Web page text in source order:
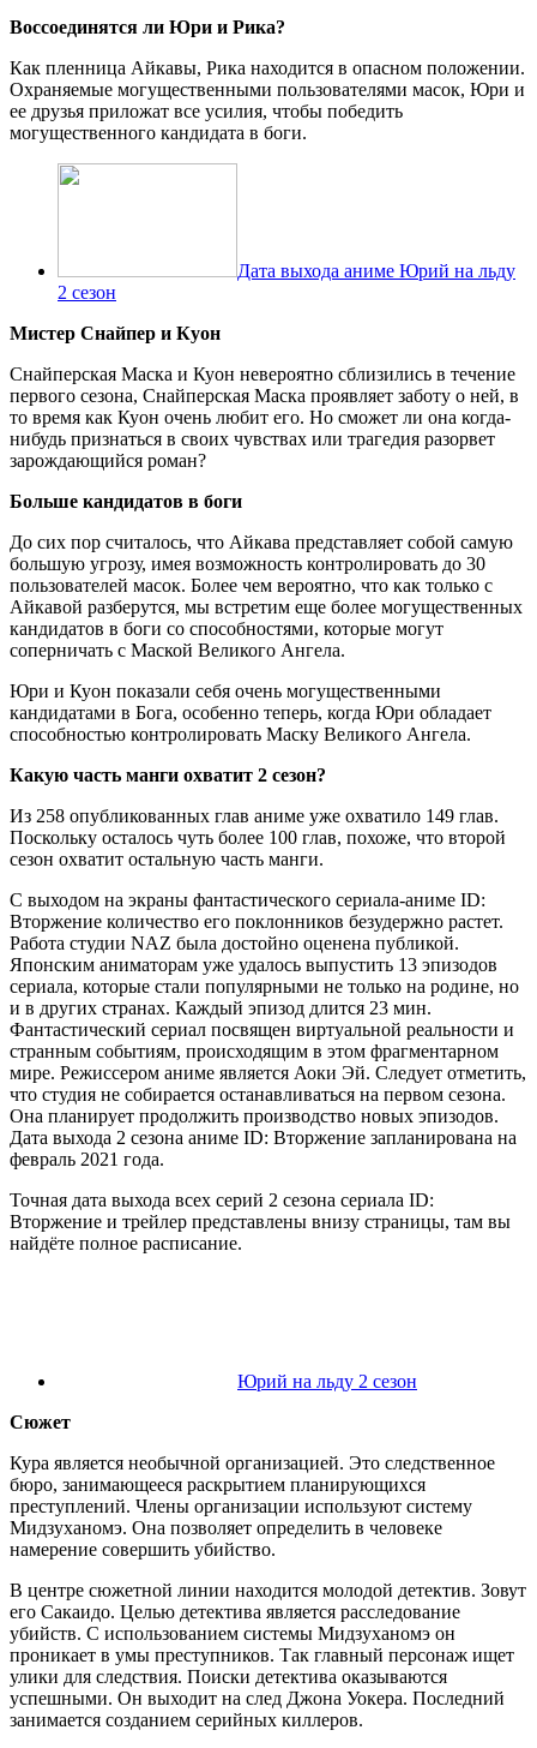
Воссоединятся ли Юри и Рика?
Как пленница Айкавы, Рика находится в опасном положении.
Охраняемые могущественными пользователями масок, Юри и
ее друзья приложат все усилия, чтобы победить
могущественного кандидата в боги.
Дата выхода аниме Юрий на льду
2 сезон
Мистер Снайпер и Куон
Снайперская Маска и Куон невероятно сблизились в течение
первого сезона, Снайперская Маска проявляет заботу о ней, в
то время как Куон очень любит его. Но сможет ли она когда-
нибудь признаться в своих чувствах или трагедия разорвет
зарождающийся роман?
Больше кандидатов в боги
До сих пор считалось, что Айкава представляет собой самую
большую угрозу, имея возможность контролировать до 30
пользователей масок. Более чем вероятно, что как только с
Айкавой разберутся, мы встретим еще более могущественных
кандидатов в боги со способностями, которые могут
соперничать с Маской Великого Ангела.
Юри и Куон показали себя очень могущественными
кандидатами в Бога, особенно теперь, когда Юри обладает
способностью контролировать Маску Великого Ангела.
Какую часть манги охватит 2 сезон?
Из 258 опубликованных глав аниме уже охватило 149 глав.
Поскольку осталось чуть более 100 глав, похоже, что второй
сезон охватит остальную часть манги.
С выходом на экраны фантастического сериала-аниме ID:
Вторжение количество его поклонников безудержно растет.
Работа студии NAZ была достойно оценена публикой.
Японским аниматорам уже удалось выпустить 13 эпизодов
сериала, которые стали популярными не только на родине, но
и в других странах. Каждый эпизод длится 23 мин.
Фантастический сериал посвящен виртуальной реальности и
странным событиям, происходящим в этом фрагментарном
мире. Режиссером аниме является Аоки Эй. Следует отметить,
что студия не собирается останавливаться на первом сезона.
Она планирует продолжить производство новых эпизодов.
Дата выхода 2 сезона аниме ID: Вторжение запланирована на
февраль 2021 года.
Точная дата выхода всех серий 2 сезона сериала ID:
Вторжение и трейлер представлены внизу страницы, там вы
найдёте полное расписание.
Юрий на льду 2 сезон
Сюжет
Кура является необычной организацией. Это следственное
бюро, занимающееся раскрытием планирующихся
преступлений. Члены организации используют систему
Мидзуханомэ. Она позволяет определить в человеке
намерение совершить убийство.
В центре сюжетной линии находится молодой детектив. Зовут
его Сакаидо. Целью детектива является расследование
убийств. С использованием системы Мидзуханомэ он
проникает в умы преступников. Так главный персонаж ищет
улики для следствия. Поиски детектива оказываются
успешными. Он выходит на след Джона Уокера. Последний
занимается созданием серийных киллеров.